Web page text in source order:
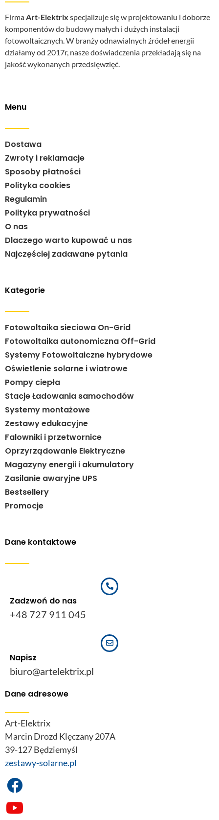
FirmaArt-Elektrix specjalizuje się w projektowaniu i doborze
komponentów do budowy małych i dużych instalacji
fotowoltaicznych. W branży odnawialnych źródeł energii
działamy od 2017r, nasze doświadczenia przekładają się na
jakość wykonanych przedsięwzięć.
Menu
Dostawa
Zwroty i reklamacje
Sposoby płatności
Polityka cookies
Regulamin
Polityka prywatności
O nas
Dlaczego warto kupować u nas
Najczęściej zadawane pytania
Kategorie
Fotowoltaika sieciowa On-Grid
Fotowoltaika autonomiczna Off-Grid
Systemy Fotowoltaiczne hybrydowe
Oświetlenie solarne i wiatrowe
Pompy ciepła
Stacje Ładowania samochodów
Systemy montażowe
Zestawy edukacyjne
Falowniki i przetwornice
Oprzyrządowanie Elektryczne
Magazyny energii i akumulatory
Zasilanie awaryjne UPS
Bestsellery
Promocje
Dane kontaktowe
Zadzwoń do nas
+48 727 911 045
Napisz
biuro@artelektrix.pl
Dane adresowe
Art-Elektrix
Marcin Drozd Klęczany 207A
39-127 Będziemyśl
zestawy-solarne.pl